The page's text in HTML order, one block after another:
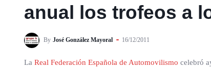
anual los trofeos a
By José González Mayoral 16/12/2011
La Real Federación Española de Automovilismo celebró